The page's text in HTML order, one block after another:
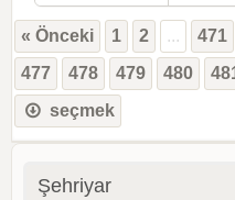
« Önceki 1 2 ... 471
477
478 479 480
seçmek
Şehriyar